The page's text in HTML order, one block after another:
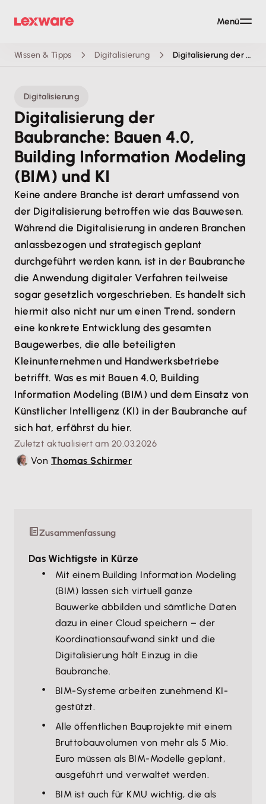
Wissen & Tipps Digitalisierung Digitalisierung der Baubranche
Digitalisierung
Digitalisierung der
Baubranche: Bauen 4.0,
Building Information Modeling
(BIM) und KI
Keine andere Branche ist derart umfassend von
der Digitalisierung betroffen wie das Bauwesen.
Während die Digitalisierung in anderen Branchen
anlassbezogen und strategisch geplant
durchgeführt werden kann, ist in der Baubranche
die Anwendung digitaler Verfahren teilweise
sogar gesetzlich vorgeschrieben. Es handelt sich
hiermit also nicht nur um einen Trend, sondern
eine konkrete Entwicklung des gesamten
Baugewerbes, die alle beteiligten
Kleinunternehmen und Handwerksbetriebe
betrifft. Was es mit Bauen 4.0, Building
Information Modeling (BIM) und dem Einsatz von
Künstlicher Intelligenz (KI) in der Baubranche auf
sich hat, erfährst du hier.
Zuletzt aktualisiert am 20.03.2026
Von Thomas Schirmer
Zusammenfassung
Das Wichtigste in Kürze
Mit einem Building Information Modeling
(BIM) lassen sich virtuell ganze
Bauwerke abbilden und sämtliche Daten
dazu in einer Cloud speichern – der
Koordinationsaufwand sinkt und die
Digitalisierung hält Einzug in die
Baubranche.
BIM-Systeme arbeiten zunehmend KI-
gestützt.
Alle öffentlichen Bauprojekte mit einem
Bruttobauvolumen von mehr als 5 Mio.
Euro müssen als BIM-Modelle geplant,
ausgeführt und verwaltet werden.
BIM ist auch für KMU wichtig, die als
Menü